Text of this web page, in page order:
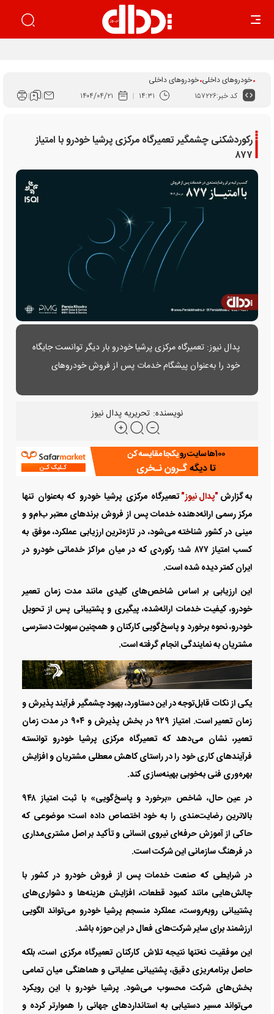
خودروهای داخلی خودروهای داخلی
کد خبر:۱۵۷۲۲۶ ۱۴:۳۱ ۱۴۰۴/۰۴/۲۱
رکوردشکنی چشمگیر تعمیرگاه مرکزی پرشیا خودرو با امتیاز
۸۷۷
پدال نیوز: تعمیرگاه مرکزی پرشیا خودرو بار دیگر توانست جایگاه
خود را به‌عنوان پیشگام خدمات پس از فروش خودرو‌های
نویسنده: تحریریه پدال نیوز
به گزارش"پدال نیوز"تعمیرگاه مرکزی پرشیا خودرو که به‌عنوان تنها
مرکز رسمی ارائه‌دهنده خدمات پس از فروش برند‌های معتبر ب‌ام‌و و
مینی در کشور شناخته می‌شود، در تازه‌ترین ارزیابی عملکرد، موفق به
کسب امتیاز ۸۷۷ شد؛ رکوردی که در میان مراکز خدماتی خودرو در
ایران کمتر دیده شده است.
این ارزیابی بر اساس شاخص‌های کلیدی مانند مدت زمان تعمیر
خودرو، کیفیت خدمات ارائه‌شده، پیگیری و پشتیبانی پس از تحویل
خودرو، نحوه برخورد و پاسخ‌گویی کارکنان و همچنین سهولت دسترسی
مشتریان به نمایندگی انجام گرفته است.
یکی از نکات قابل‌توجه در این دستاورد، بهبود چشمگیر فرآیند پذیرش و
زمان تعمیر است. امتیاز ۹۲۹ در بخش پذیرش و ۹۰۴ در مدت زمان
تعمیر، نشان می‌دهد که تعمیرگاه مرکزی پرشیا خودرو توانسته
فرآیند‌های کاری خود را در راستای کاهش معطلی مشتریان و افزایش
بهره‌وری فنی به‌خوبی بهینه‌سازی کند.
در عین حال، شاخص «برخورد و پاسخ‌گویی» با ثبت امتیاز ۹۴۸
بالاترین رضایت‌مندی را به خود اختصاص داده است؛ موضوعی که
حاکی از آموزش حرفه‌ای نیروی انسانی و تأکید بر اصل مشتری‌مداری
در فرهنگ سازمانی این شرکت است.
در شرایطی که صنعت خدمات پس از فروش خودرو در کشور با
چالش‌هایی مانند کمبود قطعات، افزایش هزینه‌ها و دشواری‌های
پشتیبانی روبه‌روست، عملکرد منسجم پرشیا خودرو می‌تواند الگویی
ارزشمند برای سایر شرکت‌های فعال در این حوزه باشد.
این موفقیت نه‌تنها نتیجه تلاش کارکنان تعمیرگاه مرکزی است، بلکه
حاصل برنامه‌ریزی دقیق، پشتیبانی عملیاتی و هماهنگی میان تمامی
بخش‌های شرکت محسوب می‌شود. پرشیا خودرو با این رویکرد
می‌تواند مسیر دستیابی به استاندارد‌های جهانی را هموارتر کرده و